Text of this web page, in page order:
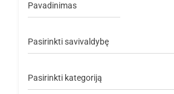
Pavadinimas
Pasirinkti savivaldybę
Pasirinkti kategoriją